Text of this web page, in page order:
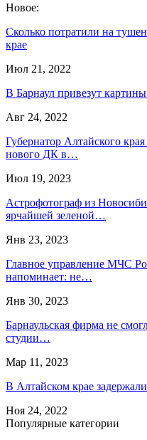
Новое:
Сколько потратили на
крае
Июл 21, 2022
В Барнаул привезут
Авг 24, 2022
Губернатор Алтайского
нового ДК в…
Июл 19, 2023
Астрофотограф из
ярчайшей зеленой…
Янв 23, 2023
Главное управление МЧС
напоминает: не…
Янв 30, 2023
Барнаульская фирма не
студии…
Мар 11, 2023
В Алтайском крае
Ноя 24, 2022
Популярные категории